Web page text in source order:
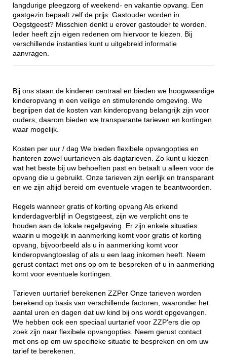
langdurige pleegzorg of weekend- en vakantie opvang. Een
gastgezin bepaalt zelf de prijs. Gastouder worden in
Oegstgeest? Misschien denkt u erover gastouder te worden.
Ieder heeft zijn eigen redenen om hiervoor te kiezen. Bij
verschillende instanties kunt u uitgebreid informatie
aanvragen.
Bij ons staan de kinderen centraal en bieden we hoogwaardige
kinderopvang in een veilige en stimulerende omgeving. We
begrijpen dat de kosten van kinderopvang belangrijk zijn voor
ouders, daarom bieden we transparante tarieven en kortingen
waar mogelijk.
Kosten per uur / dag We bieden flexibele opvangopties en
hanteren zowel uurtarieven als dagtarieven. Zo kunt u kiezen
wat het beste bij uw behoeften past en betaalt u alleen voor de
opvang die u gebruikt. Onze tarieven zijn eerlijk en transparant
en we zijn altijd bereid om eventuele vragen te beantwoorden.
Regels wanneer gratis of korting opvang Als erkend
kinderdagverblijf in Oegstgeest, zijn we verplicht ons te
houden aan de lokale regelgeving. Er zijn enkele situaties
waarin u mogelijk in aanmerking komt voor gratis of korting
opvang, bijvoorbeeld als u in aanmerking komt voor
kinderopvangtoeslag of als u een laag inkomen heeft. Neem
gerust contact met ons op om te bespreken of u in aanmerking
komt voor eventuele kortingen.
Tarieven uurtarief berekenen ZZPer Onze tarieven worden
berekend op basis van verschillende factoren, waaronder het
aantal uren en dagen dat uw kind bij ons wordt opgevangen.
We hebben ook een speciaal uurtarief voor ZZP'ers die op
zoek zijn naar flexibele opvangopties. Neem gerust contact
met ons op om uw specifieke situatie te bespreken en om uw
tarief te berekenen.